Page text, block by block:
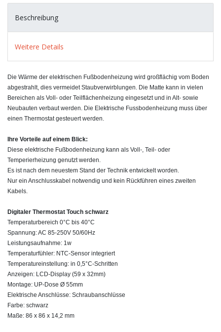
Beschreibung
Weitere Details
Die Wärme der elektrischen Fußbodenheizung wird großflächig vom Boden
abgestrahlt, dies vermeidet Staubverwirblungen. Die Matte kann in vielen
Bereichen als Voll- oder Teilflächenheizung eingesetzt und in Alt- sowie
Neubauten verbaut werden. Die Elektrische Fussbodenheizung muss über
einen Thermostat gesteuert werden.
Ihre Vorteile auf einem Blick:
Diese elektrische Fußbodenheizung kann als Voll-, Teil- oder
Temperierheizung genutzt werden.
Es ist nach dem neuestem Stand der Technik entwickelt worden.
Nur ein Anschlusskabel notwendig und kein Rückführen eines zweiten
Kabels.
Digitaler Thermostat Touch schwarz
Temperaturbereich 0°C bis 40°C
Spannung: AC 85-250V 50/60Hz
Leistungsaufnahme: 1w
Temperaturfühler: NTC-Sensor integriert
Temperatureinstellung: in 0,5°C-Schritten
Anzeigen: LCD-Display (59 x 32mm)
Montage: UP-Dose Ø 55mm
Elektrische Anschlüsse: Schraubanschlüsse
Farbe: schwarz
Maße: 86 x 86 x 14,2 mm